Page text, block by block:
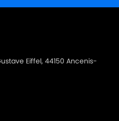
Eiffel, 44150 Ancenis-